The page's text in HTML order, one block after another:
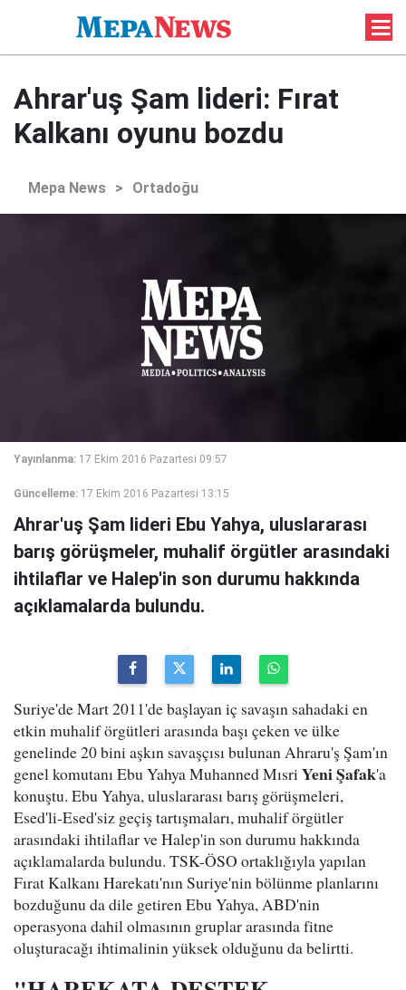
Ahrar'uş Şam lideri: Fırat
Kalkanı oyunu bozdu
Mepa News > Ortadoğu
Yayınlanma: 17 Ekim 2016 Pazartesi 09:57
Güncelleme: 17 Ekim 2016 Pazartesi 13:15
Ahrar'uş Şam lideri Ebu Yahya, uluslararası
barış görüşmeler, muhalif örgütler arasındaki
ihtilaflar ve Halep'in son durumu hakkında
açıklamalarda bulundu.
Suriye'de Mart 2011'de başlayan iç savaşın sahadaki en
etkin muhalif örgütleri arasında başı çeken ve ülke
genelinde 20 bini aşkın savaşçısı bulunan Ahraru'ş Şam'ın
genel komutanı Ebu Yahya Muhanned MısriYeni Şafak'a
konuştu. Ebu Yahya, uluslararası barış görüşmeleri,
Esed'li-Esed'siz geçiş tartışmaları, muhalif örgütler
arasındaki ihtilaflar ve Halep'in son durumu hakkında
açıklamalarda bulundu. TSK-ÖSO ortaklığıyla yapılan
Fırat Kalkanı Harekatı'nın Suriye'nin bölünme planlarını
bozduğunu da dile getiren Ebu Yahya, ABD'nin
operasyona dahil olmasının gruplar arasında fitne
oluşturacağı ihtimalinin yüksek olduğunu da belirtti.